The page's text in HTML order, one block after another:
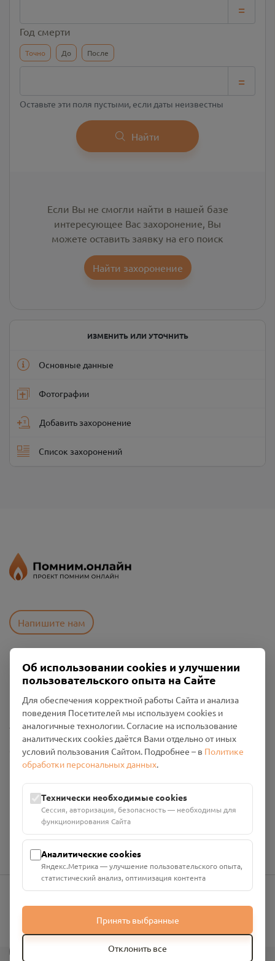
=
Год смерти
Точно До После
=
Оставьте эти поля пустыми, если даты неизвестны
Найти
Если Вы не смогли найти в нашей базе
интересующее Вас захоронение, Вы
можете оставить заявку на его поиск
Найти захоронение
ИЗМЕНИТЬ ИЛИ УТОЧНИТЬ
Основные данные
Фотографии
Добавить захоронение
Список захоронений
Напишите нам
Пользовательское соглашение
Политика конфиденциальности
Промо-материалы
Настройки cookies
Общество с ограниченной ответственностью «Смоленский
Проект Помним»
Юридический адрес: 216790, Смоленская область, р-н
Руднянский, г. Рудня, улица Западная, д. 26А, пом. 18
Номер счёта: 40702810901130004287 в АО "АЛЬФА-БАНК"
Кор. счёт: 30101810200000000593
info@pomnim.online
Об использовании cookies и улучшении
пользовательского опыта на Сайте
Для обеспечения корректной работы Сайта и анализа
поведения Посетителей мы используем cookies и
аналогичные технологии. Согласие на использование
аналитических cookies даётся Вами отдельно от иных
условий пользования Сайтом. Подробнее – в Политике
обработки персональных данных.
Технически необходимые cookies
Сессия, авторизация, безопасность — необходимы для
функционирования Сайта
Аналитические cookies
Яндекс.Метрика — улучшение пользовательского опыта,
статистический анализ, оптимизация контента
Принять выбранные
Отклонить все